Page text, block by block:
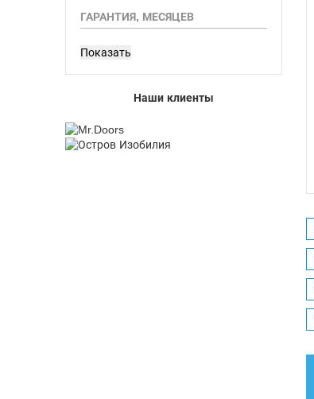
ГАРАНТИЯ, МЕСЯЦЕВ
Наши клиенты